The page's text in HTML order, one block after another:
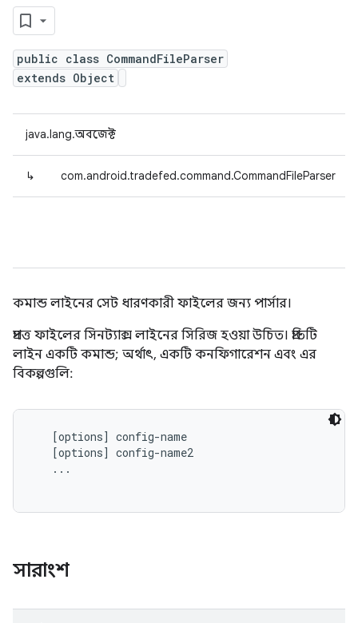
public class CommandFileParser
extends Object
java.lang.অবজেক্ট
↳ com.android.tradefed.command.CommandFileParser
কমান্ড লাইনের সেট ধারণকারী ফাইলের জন্য পার্সার।
প্রদত্ত ফাইলের সিনট্যাক্স লাইনের সিরিজ হওয়া উচিত। প্রতিটি
লাইন একটি কমান্ড; অর্থাৎ, একটি কনফিগারেশন এবং এর
বিকল্পগুলি:
   [options] config-name
   [options] config-name2
   ...
সারাংশ